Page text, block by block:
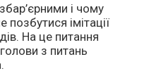
і чому
позбутися імітації
На це питання
з питань